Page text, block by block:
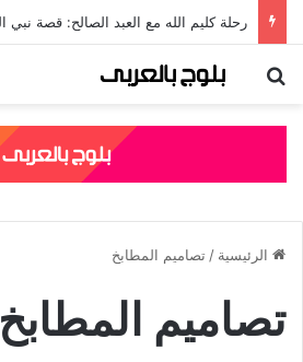
بحث عن
الرئيسية / تصاميم المطابخ
تصاميم المطابخ